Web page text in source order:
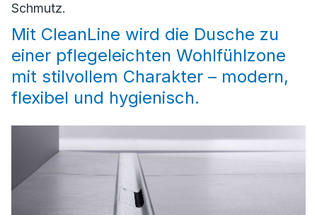
Schmutz.
Mit CleanLine wird die Dusche zu
einer pflegeleichten Wohlfühlzone
mit stilvollem Charakter – modern,
flexibel und hygienisch.